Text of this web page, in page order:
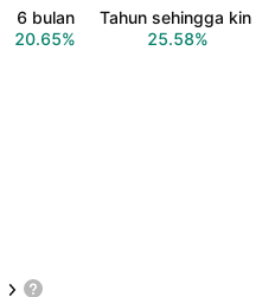
6 bulan
20.65%
Tahun sehingga kini
25.58%